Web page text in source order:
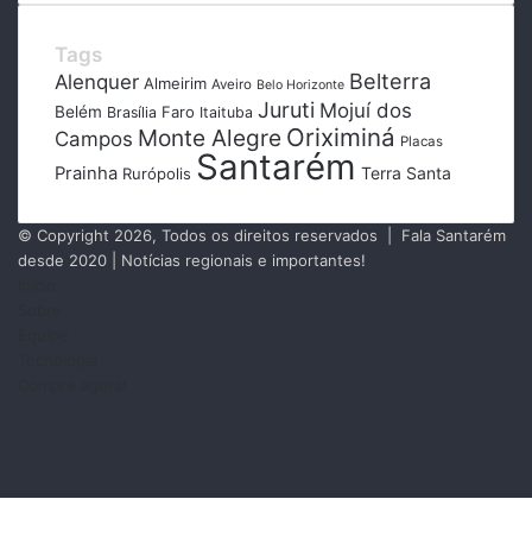
Tags
Alenquer Almeirim Aveiro Belo Horizonte Belterra
Belém Brasília Faro Itaituba Juruti Mojuí dos
Campos Monte Alegre Oriximiná Placas
Prainha Rurópolis Santarém Terra Santa
© Copyright 2026, Todos os direitos reservados | Fala Santarém
desde 2020 | Notícias regionais e importantes!